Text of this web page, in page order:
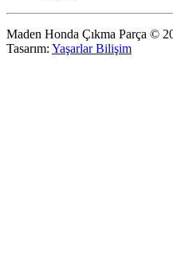
Maden Honda Çıkma Parça ©
Tasarım: Yaşarlar Bilişim